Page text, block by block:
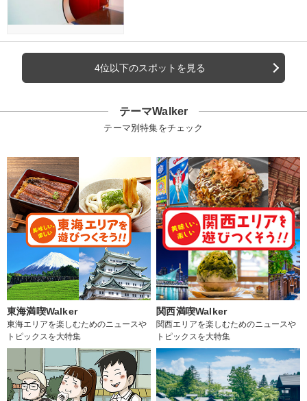
4位以下のスポットを見る
テーマWalker
テーマ別特集をチェック
東海満喫Walker
東海エリアを楽しむためのニュースや
トピックスを大特集
関西満喫Walker
関西エリアを楽しむためのニュースや
トピックスを大特集